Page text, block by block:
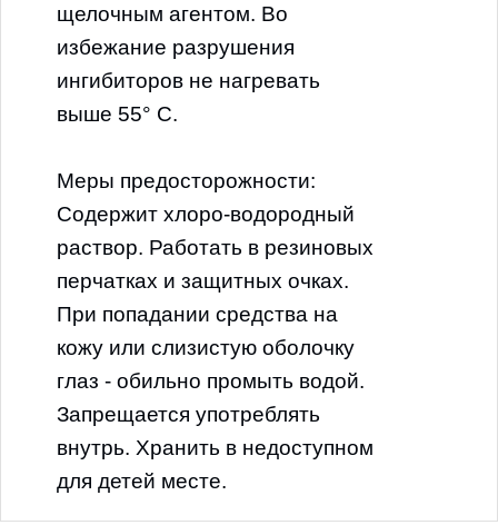
щелочным агентом. Во
избежание разрушения
ингибиторов не нагревать
выше 55° С.
Меры предосторожности:
Содержит хлоро-водородный
раствор. Работать в резиновых
перчатках и защитных очках.
При попадании средства на
кожу или слизистую оболочку
глаз - обильно промыть водой.
Запрещается употреблять
внутрь. Хранить в недоступном
для детей месте.